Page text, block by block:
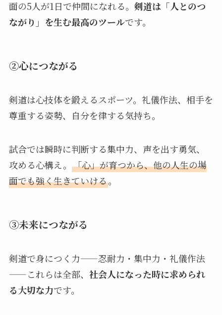
面の5人が1日で仲間になれる。 剣道は「人とのつ
ながり」を生む最高のツールです。
②心につながる
剣道は心技体を鍛えるスポーツ。礼儀作法、相手を
尊重する姿勢、自分を律する気持ち。
試合では瞬時に判断する集中力、声を出す勇気、
攻める心構え。 「心」が育つから、他の人生の場
面でも強く生きていける。
③未来につながる
剣道で身につく力——忍耐力・集中力・礼儀作法
——これらは全部、 社会人になった時に求められ
る大切な力です。